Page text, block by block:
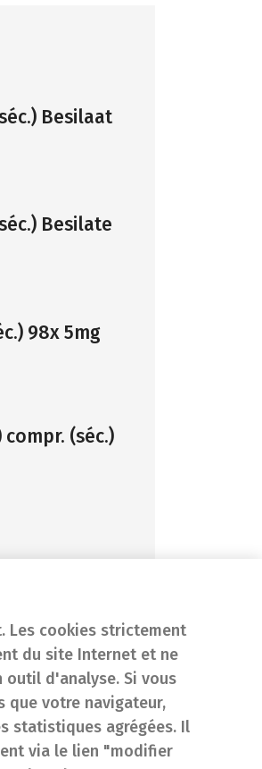
Les cookies strictement
du site Internet et ne
outil d'analyse. Si vous
que votre navigateur,
statistiques agrégées. Il
via le lien "modifier
Besilaat
Besilate
98x 5mg
(séc.)